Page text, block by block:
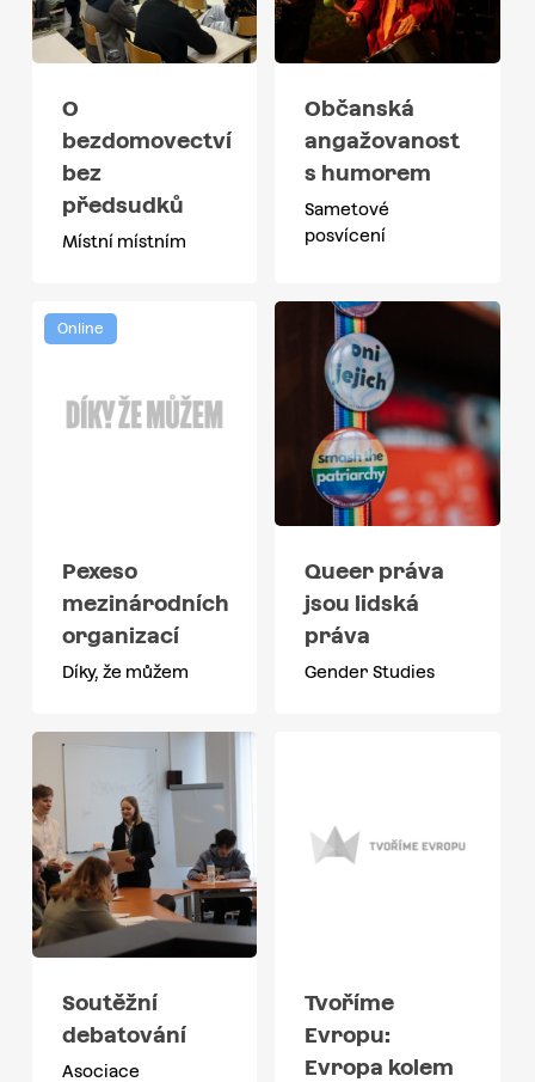
O
bezdomovectví
bez
předsudků
Místní místním
Občanská
angažovanost
s humorem
Sametové
posvícení
Online
Pexeso
mezinárodních
organizací
Díky, že můžem
Queer práva
jsou lidská
práva
Gender Studies
Soutěžní
debatování
Asociace
Tvoříme
Evropu:
Evropa kolem